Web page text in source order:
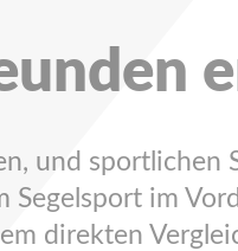
und sportlichen
Segelsport im
direkten